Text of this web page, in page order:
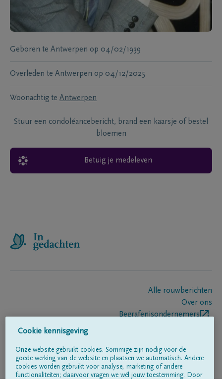
Geboren te Antwerpen op 04/02/1939
Overleden te Antwerpen op 04/12/2025
Woonachtig te Antwerpen
Stuur een condoléancebericht, brand een kaarsje of bestel
bloemen
Betuig je medeleven
Alle rouwberichten
Over ons
Begrafenisondernemers
Volg ons op
Cookie kennisgeving
Onze website gebruikt cookies. Sommige zijn nodig voor de
goede werking van de website en plaatsen we automatisch. Andere
cookies worden gebruikt voor analyse, marketing of andere
functionaliteiten; daarvoor vragen we wél jouw toestemming. Door